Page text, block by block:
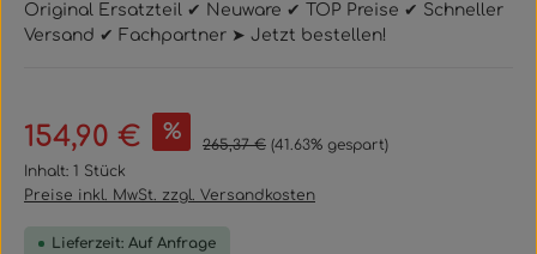
Original Ersatzteil ✔ Neuware ✔ TOP Preise ✔ Schneller
Versand ✔ Fachpartner ➤ Jetzt bestellen!
Verkaufspreis:
154,90 € % Regulärer Preis:
265,37 € (41.63% gespart)
Inhalt: 1 Stück
Preise inkl. MwSt. zzgl. Versandkosten
Lieferzeit: Auf Anfrage